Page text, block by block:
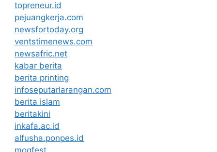
topreneur.id
pejuangkerja.com
newsfortoday.org
ventstimenews.com
newsafric.net
kabar berita
berita printing
infoseputarlarangan.com
berita islam
beritakini
inkafa.ac.id
alfusha.ponpes.id